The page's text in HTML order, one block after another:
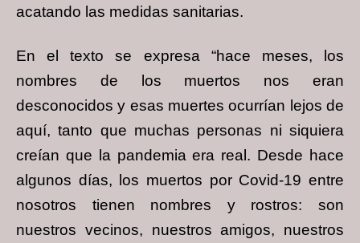
acatando las medidas sanitarias.
En el texto se expresa “hace meses, los
nombres de los muertos nos eran
desconocidos y esas muertes ocurrían lejos de
aquí, tanto que muchas personas ni siquiera
creían que la pandemia era real. Desde hace
algunos días, los muertos por Covid-19 entre
nosotros tienen nombres y rostros: son
nuestros vecinos, nuestros amigos, nuestros